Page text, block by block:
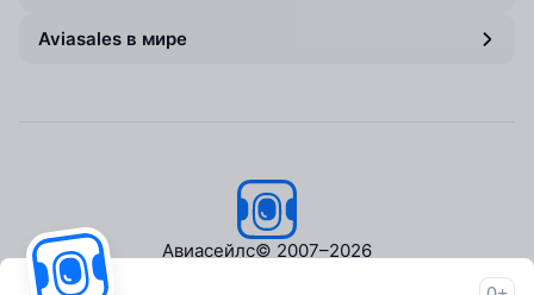
Aviasales в мире
Авиасейлс© 2007–2026